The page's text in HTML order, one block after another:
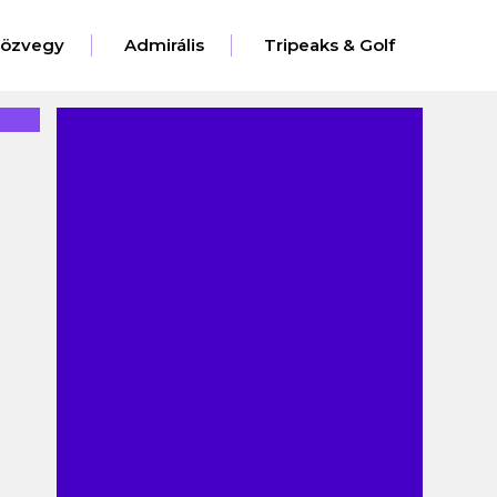
Admirális Tripeaks & Golf